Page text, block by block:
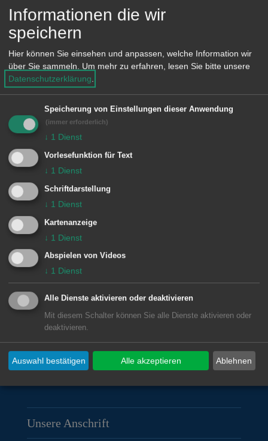
Stadt Aalen)
Bei einem privaten Besuch überbrachte
das Stadtoberhaupt die besten Grüße
im Namen der gesamten Aalener
Stadtverwaltung. „Sie haben in ihrem
Berufsleben viel für die Stadt Aalen und
die Region bewegt“, sagte Rentschler.
Wabro, der bis 2001 Abgeordneter im
Stuttgarter Landtag war und seit 1959
mit seiner Frau Mechthild verheiratet
ist, bedankte sich für die Glückwünsche
und unterstrich die Bedeutung einer
guten kommunalen
Interessenvertretung der Raumschaft
gegenüber der Landes- und
Bundespolitik.
© Stadt Aalen, 17.05.2018
Unsere Anschrift
Informationen die wir
speichern
Hier können Sie einsehen und anpassen, welche Information wir
über Sie sammeln. Um mehr zu erfahren, lesen Sie bitte unsere
Datenschutzerklärung.
Speicherung von Einstellungen dieser Anwendung
(immer erforderlich)
↓ 1 Dienst
Vorlesefunktion für Text
↓ 1 Dienst
Schriftdarstellung
↓ 1 Dienst
Kartenanzeige
↓ 1 Dienst
Abspielen von Videos
↓ 1 Dienst
Alle Dienste aktivieren oder deaktivieren
Mit diesem Schalter können Sie alle Dienste aktivieren oder
deaktivieren.
Ablehnen
Auswahl bestätigen Alle akzeptieren